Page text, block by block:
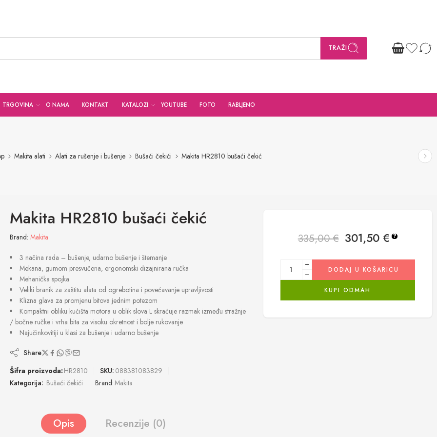
TRAŽI
TRGOVINA O NAMA KONTAKT KATALOZI YOUTUBE FOTO RABLJENO
Makita alati Alati za rušenje i bušenje Bušaći čekići Makita HR2810 bušaći čekić
Makita HR2810 bušaći čekić
Brand: Makita
3 načina rada – bušenje, udarno bušenje i štemanje
Mekana, gumom presvučena, ergonomski dizajnirana ručka
Mehanička spojka
Veliki branik za zaštitu alata od ogrebotina i povećavanje upravljivosti
Klizna glava za promjenu bitova jednim potezom
Kompaktni obliku kućišta motora u oblik slova L skraćuje razmak između stražnje
/ bočne ručke i vrha bita za visoku okretnost i bolje rukovanje
Najučinkovitiji u klasi za bušenje i udarno bušenje
Share
Šifra proizvoda:HR2810 SKU: 088381083829
Kategorija: Bušaći čekići Brand:Makita
335,00€ 301,50 € ?
DODAJ U KOŠARICU
KUPI ODMAH
Opis Recenzije (0)